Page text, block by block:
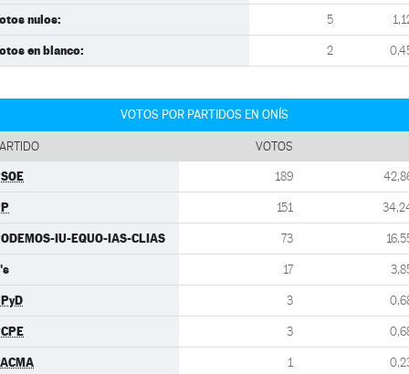
nulos: 5
en blanco: 2
VOTOS POR PARTIDOS EN ONÍS
VOTOS
189
151
IU-EQUO-IAS-CLIAS 73
17
3
3
1